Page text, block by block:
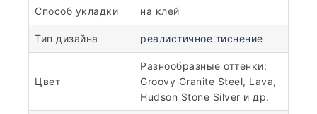
Способ укладки на клей
Тип дизайна реалистичное тиснение
Цвет
Разнообразные оттенки:
Groovy Granite Steel, Lava,
Hudson Stone Silver и др.